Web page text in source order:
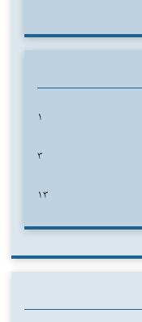
۱
۳
۱۳